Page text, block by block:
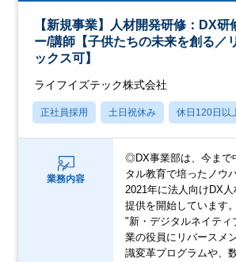
【新規事業】人材開発研修：DX研
ー/講師【子供たちの未来を創る／
ックス可】
ライフイズテック株式会社
正社員採用 土日祝休み 休日120日以
業務内容
◎DX事業部は、今まで
タル教育で培ったノウ
2021年に法人向けDX
提供を開始しています。
"新・デジタルネイティ
業の役員にリバースメ
識変革プログラムや、